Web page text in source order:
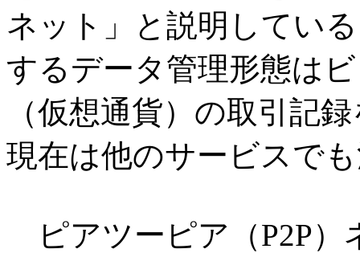
ネット」と説明してい
するデータ管理形態は
（仮想通貨）の取引記
現在は他のサービスで
ピアツーピア（P2P）